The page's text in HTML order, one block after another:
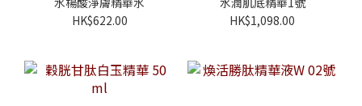
HK$622.00
HK$1,098.00